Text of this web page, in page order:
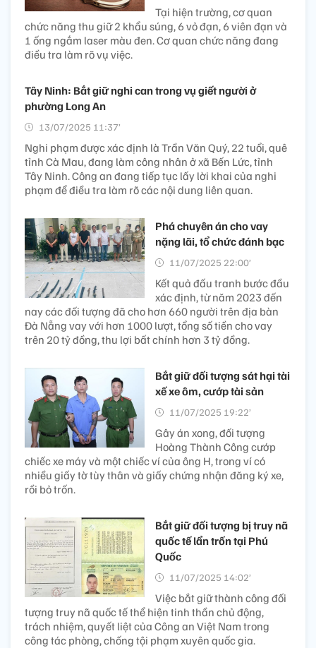
Tại hiện trường, cơ quan
chức năng thu giữ 2 khẩu súng, 6 vỏ đạn, 6 viên đạn và
1 ống ngắm laser màu đen. Cơ quan chức năng đang
điều tra làm rõ vụ việc.
Tây Ninh: Bắt giữ nghi can trong vụ giết người ở
phường Long An
13/07/2025 11:37’
Nghi phạm được xác định là Trần Văn Quý, 22 tuổi, quê
tỉnh Cà Mau, đang làm công nhân ở xã Bến Lức, tỉnh
Tây Ninh. Công an đang tiếp tục lấy lời khai của nghi
phạm để điều tra làm rõ các nội dung liên quan.
Phá chuyên án cho vay
nặng lãi, tổ chức đánh bạc
11/07/2025 22:00’
Kết quả đấu tranh bước đầu
xác định, từ năm 2023 đến
nay các đối tượng đã cho hơn 660 người trên địa bàn
Đà Nẵng vay với hơn 1000 lượt, tổng số tiền cho vay
trên 20 tỷ đồng, thu lợi bất chính hơn 3 tỷ đồng.
Bắt giữ đối tượng sát hại tài
xế xe ôm, cướp tài sản
11/07/2025 19:22’
Gây án xong, đối tượng
Hoàng Thành Công cướp
chiếc xe máy và một chiếc ví của ông H, trong ví có
nhiều giấy tờ tùy thân và giấy chứng nhận đăng ký xe,
rồi bỏ trốn.
Bắt giữ đối tượng bị truy nã
quốc tế lẩn trốn tại Phú
Quốc
11/07/2025 14:02’
Việc bắt giữ thành công đối
tượng truy nã quốc tế thể hiện tinh thần chủ động,
trách nhiệm, quyết liệt của Công an Việt Nam trong
công tác phòng, chống tội phạm xuyên quốc gia.